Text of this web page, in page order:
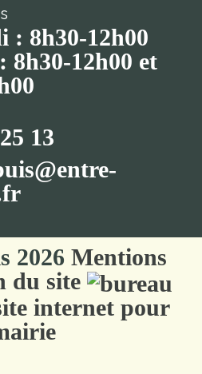
: 8h30-12h00
8h30-12h00 et
13
2026 Mentions
du site
internet pour